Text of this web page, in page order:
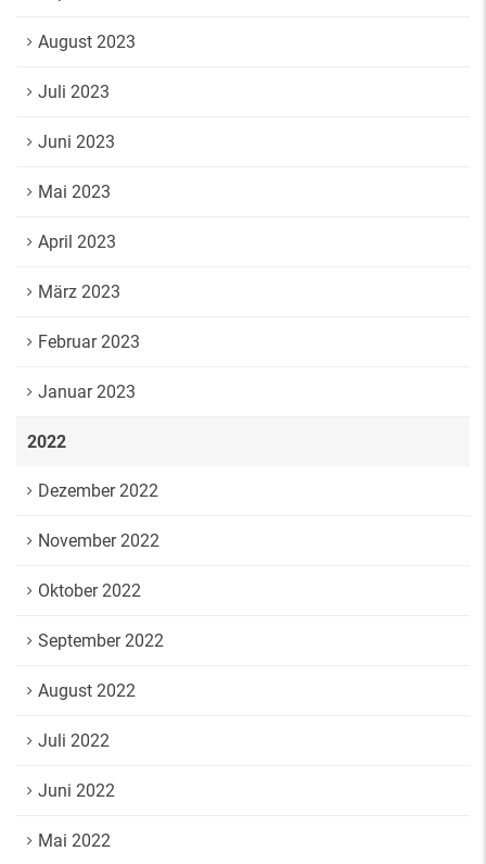
August 2023
Juli 2023
Juni 2023
Mai 2023
April 2023
März 2023
Februar 2023
Januar 2023
2022
Dezember 2022
November 2022
Oktober 2022
September 2022
August 2022
Juli 2022
Juni 2022
Mai 2022